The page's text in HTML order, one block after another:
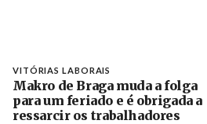
VITÓRIAS LABORAIS
Makro de Braga muda a folga
para um feriado e é obrigada a
ressarcir os trabalhadores